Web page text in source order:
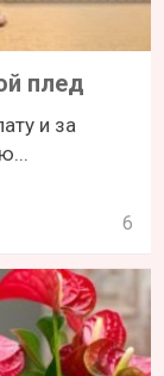
плед
и за
6